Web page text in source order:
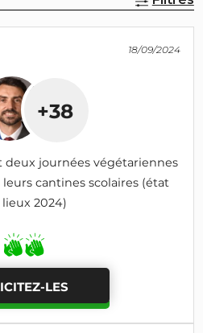
18/09/2024
+38
deux journées végétariennes
cantines scolaires (état
lieux 2024)
LES